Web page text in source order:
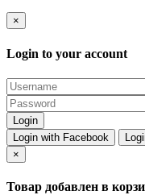
×
Login to your account
Login with Facebook
×
Товар добавлен в